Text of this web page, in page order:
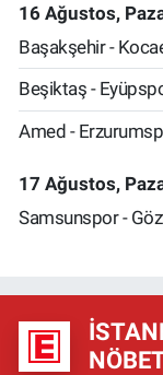
16 Ağustos,
Başakşehir -
Beşiktaş -
Amed -
17 Ağustos,
Samsunspor -